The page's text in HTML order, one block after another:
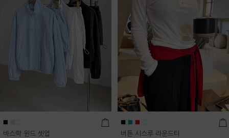
바스락 윈드 셋업 버튼 시스루 라운드티